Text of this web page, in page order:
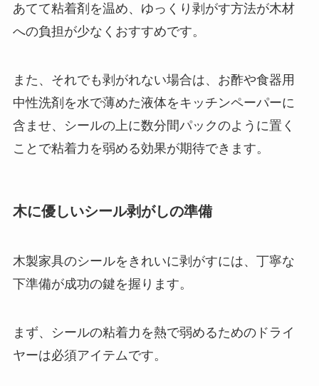
あてて粘着剤を温め、ゆっくり剥がす方法が木材
への負担が少なくおすすめです。
また、それでも剥がれない場合は、お酢や食器用
中性洗剤を水で薄めた液体をキッチンペーパーに
含ませ、シールの上に数分間パックのように置く
ことで粘着力を弱める効果が期待できます。
木に優しいシール剥がしの準備
木製家具のシールをきれいに剥がすには、丁寧な
下準備が成功の鍵を握ります。
まず、シールの粘着力を熱で弱めるためのドライ
ヤーは必須アイテムです。